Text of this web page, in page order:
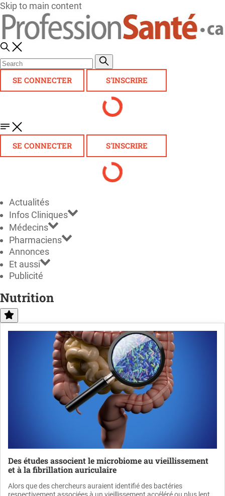
Skip to main content
SE CONNECTER S'INSCRIRE
SE CONNECTER S'INSCRIRE
Actualités
Infos Cliniques
Médecins
Pharmaciens
Annonces
Et aussi
Publicité
Nutrition
Des études associent le microbiome au vieillissement
et à la fibrillation auriculaire
Alors que des chercheurs auraient identifié des bactéries